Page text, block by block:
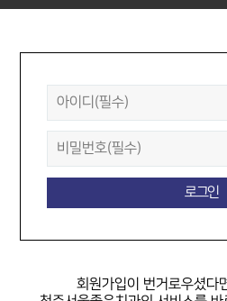
회원가입이 번거로우셨다